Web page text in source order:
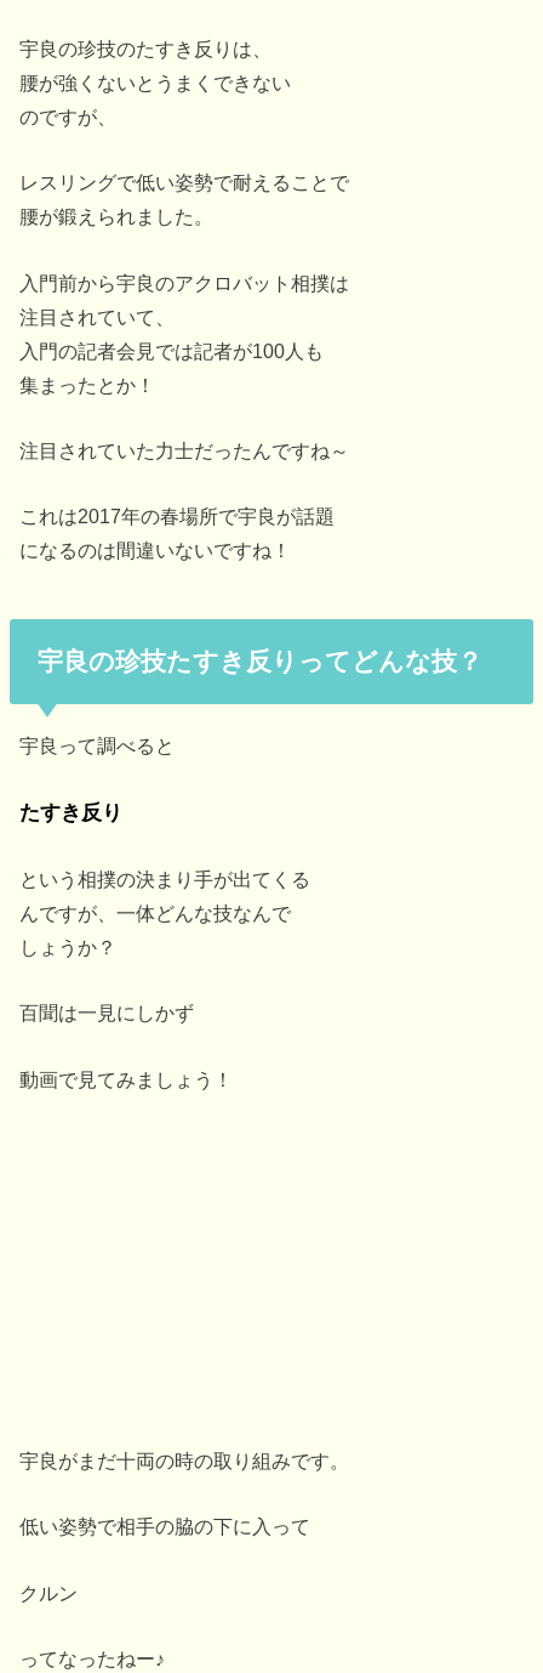
宇良の珍技のたすき反りは、
腰が強くないとうまくできない
のですが、
レスリングで低い姿勢で耐えることで
腰が鍛えられました。
入門前から宇良のアクロバット相撲は
注目されていて、
入門の記者会見では記者が100人も
集まったとか！
注目されていた力士だったんですね～
これは2017年の春場所で宇良が話題
になるのは間違いないですね！
宇良の珍技たすき反りってどんな技？
宇良って調べると
たすき反り
という相撲の決まり手が出てくる
んですが、一体どんな技なんで
しょうか？
百聞は一見にしかず
動画で見てみましょう！
宇良がまだ十両の時の取り組みです。
低い姿勢で相手の脇の下に入って
クルン
ってなったねー♪